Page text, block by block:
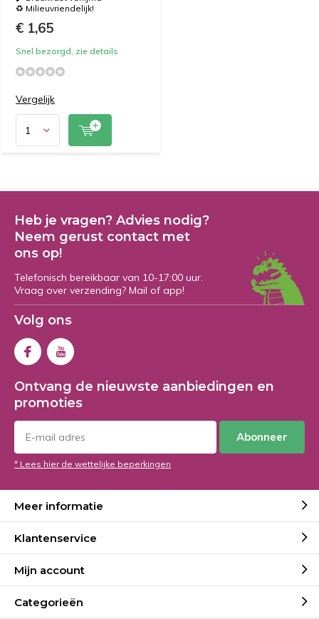
♻️ Milieuvriendelijk!
€ 1,65
Snel bezorgd, zie details
Vergelijk
Heb je vragen? Advies nodig?
Neem gerust contact met
ons op!
Telefonisch bereikbaar van 10-17:00 uur.
Vraag over verzending? Mail of app!
Volg ons
Ontvang de nieuwste aanbiedingen en
promoties
Abonneer
* Lees hier de wettelijke beperkingen
Meer informatie
Klantenservice
Mijn account
Categorieën